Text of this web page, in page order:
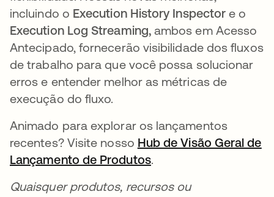
incluindo o Execution History Inspector e o
Execution Log Streaming, ambos em Acesso
Antecipado, fornecerão visibilidade dos fluxos
de trabalho para que você possa solucionar
erros e entender melhor as métricas de
execução do fluxo.
Animado para explorar os lançamentos
recentes? Visite nosso Hub de Visão Geral de
Lançamento de Produtosabre em uma nova
.
Quaisquer produtos, recursos ou